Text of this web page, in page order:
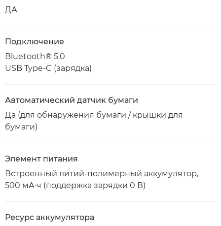
ДА
Подключение
Bluetooth® 5.0
USB Type-C (зарядка)
Автоматический датчик бумаги
Да (для обнаружения бумаги / крышки для
бумаги)
Элемент питания
Встроенный литий-полимерный аккумулятор,
500 мА·ч (поддержка зарядки 0 В)
Ресурс аккумулятора